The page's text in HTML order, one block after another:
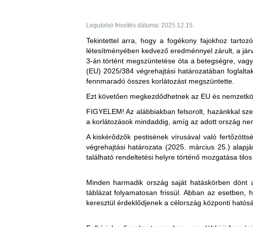
Legutolsó frissítés dátuma: 2025.12.15.
Tekintettel arra, hogy a fogékony fajokhoz
létesítményében kedvező eredménnyel zárult, a
3-án történt megszüntetése óta a betegségre,
(EU) 2025/384 végrehajtási határozatában
fennmaradó összes korlátozást megszüntette.
Ezt követően megkezdődhetnek az EU és
FIGYELEM! Az alábbiakban felsorolt, hazánkkal
a korlátozások mindaddig, amíg az adott ország
A kiskérődzők pestisének vírusával való
végrehajtási határozata (2025. március 25.)
található rendeltetési helyre történő mozgatása
Minden harmadik ország saját hatáskörben dönt
táblázat folyamatosan frissül. Abban az esetben,
keresztül érdeklődjenek a célország központi
Korlátozott terület:
Magyarország teljes területe
Korlátozott állat/ termék:
2025.01.29-től kezdődően:
Az Egyesült Királyság ideiglenes
- élő juh- és kecskék
- juhok és kecskék szaporítóanyagai
- juh- és kecsketej és nyers tejtermékek
- juh és kecske termékek személyes,
a nem hőkezelt vörös hús és az abból
"Az élő állatok, amelyekből a hús
vagy
"Az élő állatok, amelyekből a hús
a nem hőkezelt (juh- és kecske)tej és az
"A tejet és az abból származó
km-es körzetben tartózkodtak,"